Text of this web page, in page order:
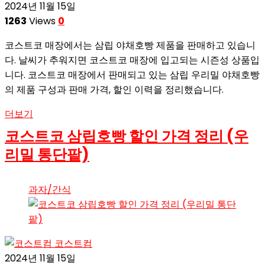
2024년 11월 15일
1263 Views 0
코스트코 매장에서는 삼립 야채호빵 제품을 판매하고 있습니
다. 날씨가 추워지면 코스트코 매장에 입고되는 시즌성 상품입
니다. 코스트코 매장에서 판매되고 있는 삼립 우리밀 야채호빵
의 제품 구성과 판매 가격, 할인 이력을 정리했습니다.
더보기
코스트코 삼립호빵 할인 가격 정리 (우
리밀 통단팥)
과자/간식
코스트컴
2024년 11월 15일